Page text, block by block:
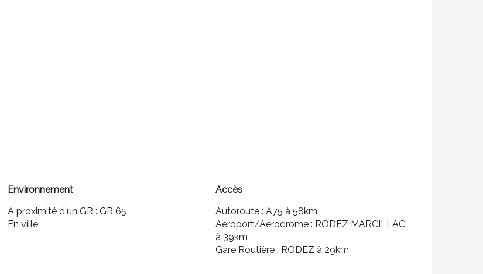
Environnement
Environnement
A proximité d'un GR : GR 65
En ville
Accès
Accès
Autoroute : A75 à 58km
Aéroport/Aérodrome : RODEZ MARCILLAC
à 39km
Gare Routière : RODEZ à 29km